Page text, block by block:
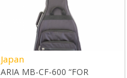
Japan
ARIA MB-CF-600 “FOR